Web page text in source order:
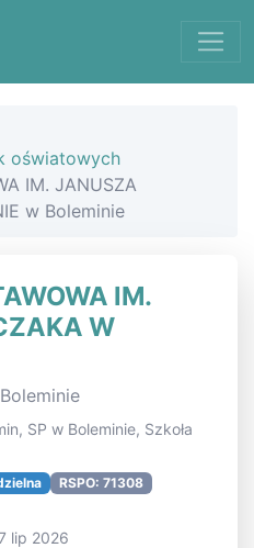
oświatowych
IM. JANUSZA
w Boleminie
IM.
W
SP w Boleminie, Szkoła
RSPO: 71308
lip 2026